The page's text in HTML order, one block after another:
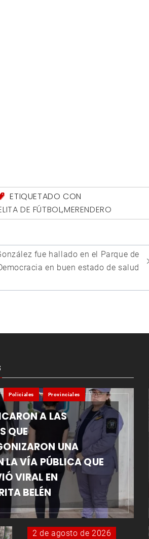
ETIQUETADO CON
DE FÚTBOL,MERENDERO
fue hallado en el Parque de
en buen estado de salud
Policiales Provinciales
A LAS
QUE
UNA
LA VÍA PÚBLICA QUE
VIRAL EN
BELÉN
2 de agosto de 2026